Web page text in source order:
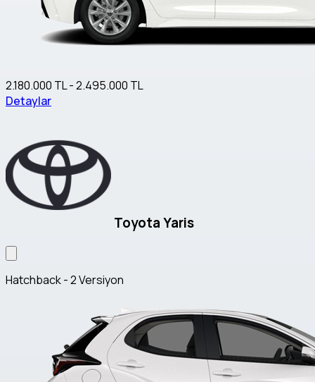
2.180.000 TL - 2.495.000 TL
Detaylar
Toyota Yaris
Hatchback - 2 Versiyon